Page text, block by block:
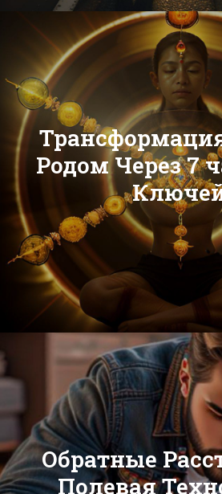
Родом Через 7
Обратные
Полевая